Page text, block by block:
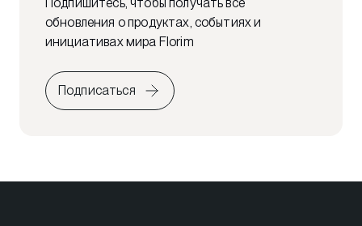
обновления о продуктах, событиях и
инициативах мира Florim
Подписаться